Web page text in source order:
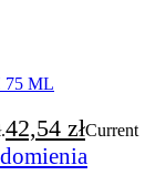
75 ML
42,54 złCurrent